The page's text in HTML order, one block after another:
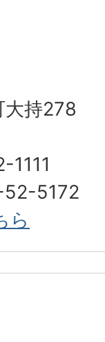
大持278
1111
52-5172
ら